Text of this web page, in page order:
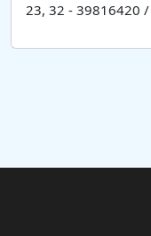
23, 32 - 39816420